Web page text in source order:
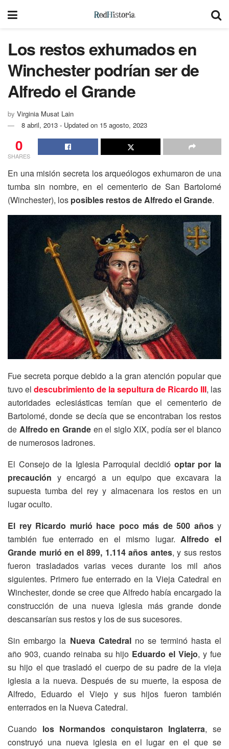
Los restos exhumados en
Winchester podrían ser de
Alfredo el Grande
by Virginia Musat Lain
8 abril, 2013 - Updated on 15 agosto, 2023
0
SHARES
En una misión secreta los arqueólogos exhumaron de una
tumba sin nombre, en el cementerio de San Bartolomé
(Winchester), los posibles restos de Alfredo el Grande.
Fue secreta porque debido a la gran atención popular que
tuvo el descubrimiento de la sepultura de Ricardo III, las
autoridades eclesiásticas temían que el cementerio de
Bartolomé, donde se decía que se encontraban los restos
de Alfredo en Grandeen el siglo XIX, podía ser el blanco
de numerosos ladrones.
El Consejo de la Iglesia Parroquial decidió optar por la
precaución y encargó a un equipo que excavara la
supuesta tumba del rey y almacenara los restos en un
lugar oculto.
El rey Ricardo murió hace poco más de 500 añosy
también fue enterrado en el mismo lugar.Alfredo el
Grande murió en el 899, 1.114 años antes, y sus restos
fueron trasladados varias veces durante los mil años
siguientes. Primero fue enterrado en la Vieja Catedral en
Winchester, donde se cree que Alfredo había encargado la
construcción de una nueva iglesia más grande donde
descansarían sus restos y los de sus sucesores.
Sin embargo la Nueva Catedralno se terminó hasta el
año 903, cuando reinaba su hijo Eduardo el Viejo, y fue
su hijo el que trasladó el cuerpo de su padre de la vieja
iglesia a la nueva. Después de su muerte, la esposa de
Alfredo, Eduardo el Viejo y sus hijos fueron también
enterrados en la Nueva Catedral.
Cuando los Normandos conquistaron Inglaterra, se
construyó una nueva iglesia en el lugar en el que se